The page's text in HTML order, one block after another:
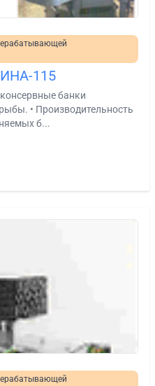
115
банки
• Производительность
б...